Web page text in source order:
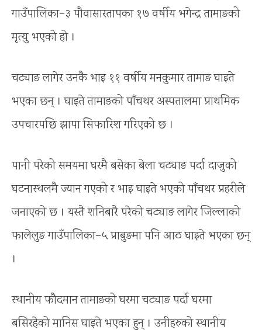
गाउँपालिका–३ पौवासारतापका १७ वर्षीय भगेन्द्र तामाङको
मृत्यु भएको हो ।
चट्याङ लागेर उनकै भाइ ११ वर्षीय मनकुमार तामाङ घाइते
भएका छन् । घाइते तामाङको पाँचथर अस्पतालमा प्राथमिक
उपचारपछि झापा सिफारिश गरिएको छ ।
पानी परेको समयमा घरमै बसेका बेला चट्याङ पर्दा दाजुको
घटनास्थलमै ज्यान गएको र भाइ घाइते भएको पाँचथर प्रहरीले
जनाएको छ । यस्तै शनिबारै परेको चट्याङ लागेर जिल्लाको
फालेलुङ गाउँपालिका–५ प्राबुङमा पनि आठ घाइते भएका छन्
।
स्थानीय फौदमान तामाङको घरमा चट्याङ पर्दा घरमा
बसिरहेको मानिस घाइते भएका हुन् । उनीहरुको स्थानीय